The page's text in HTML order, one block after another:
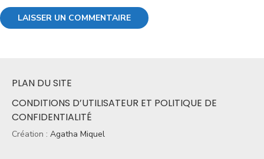
PLAN DU SITE
CONDITIONS D’UTILISATEUR ET POLITIQUE DE
CONFIDENTIALITÉ
Création : Agatha Miquel